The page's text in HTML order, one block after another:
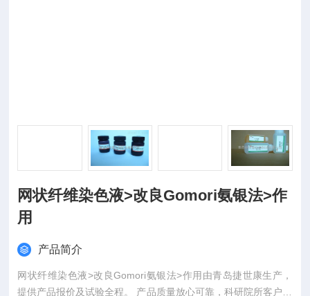
网状纤维染色液>改良Gomori氨银法>作
用
产品简介
网状纤维染色液>改良Gomori氨银法>作用由青岛捷世康生产，
提供产品报价及试验全程。 产品质量放心可靠，科研院所客户信